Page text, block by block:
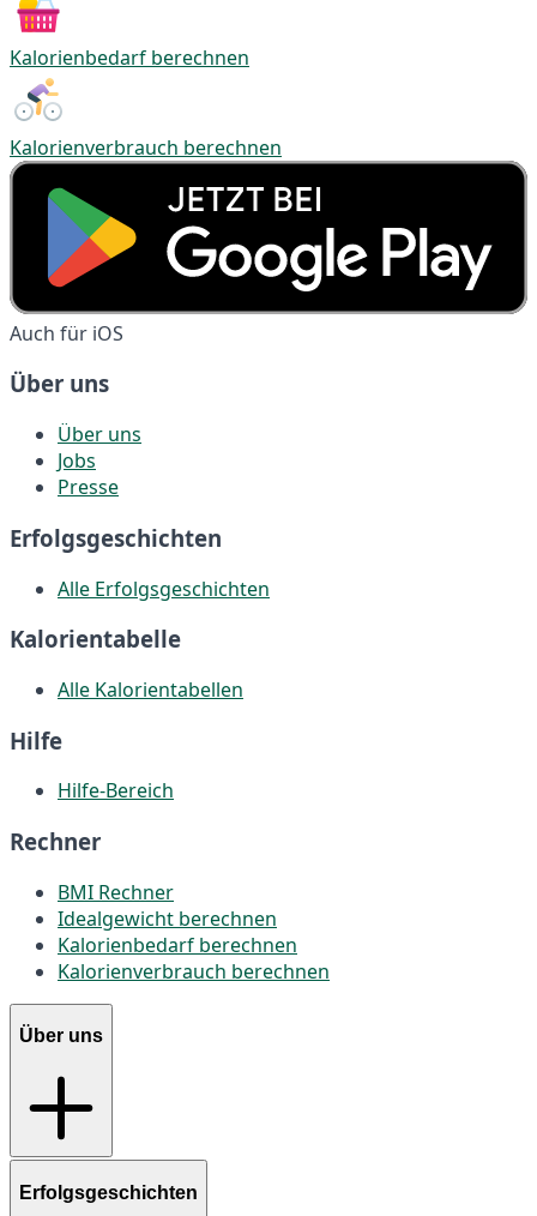
Kalorienbedarf berechnen
Kalorienverbrauch berechnen
Auch für iOS
Über uns
Über uns
Jobs
Presse
Erfolgsgeschichten
Alle Erfolgsgeschichten
Kalorientabelle
Alle Kalorientabellen
Hilfe
Hilfe-Bereich
Rechner
BMI Rechner
Idealgewicht berechnen
Kalorienbedarf berechnen
Kalorienverbrauch berechnen
Über uns
Erfolgsgeschichten